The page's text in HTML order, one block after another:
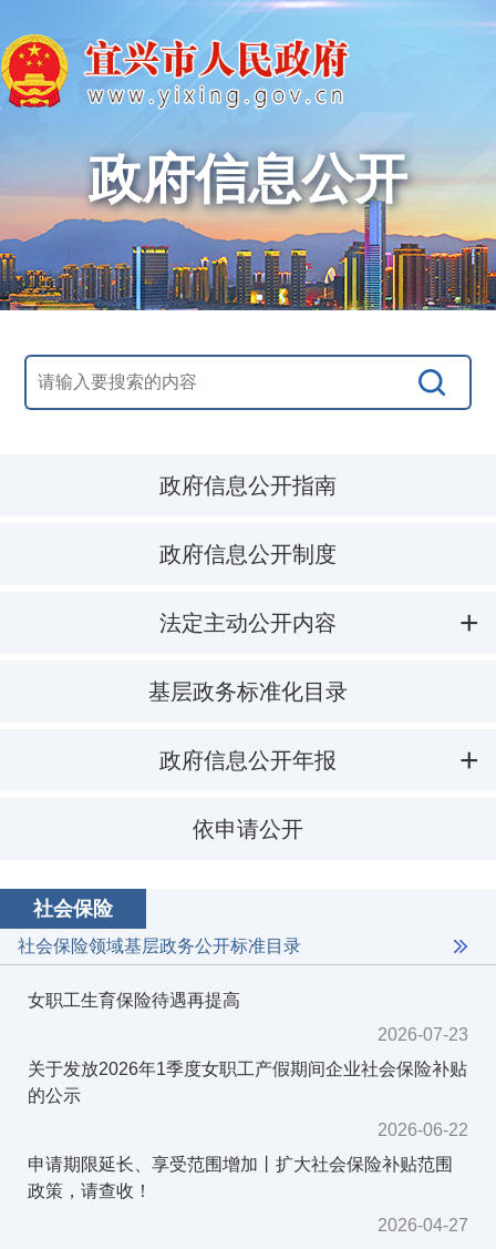
政府信息公开
政府信息公开指南
政府信息公开制度
法定主动公开内容
基层政务标准化目录
政府信息公开年报
依申请公开
社会保险
社会保险领域基层政务公开标准目录
女职工生育保险待遇再提高
2026-07-23
关于发放2026年1季度女职工产假期间企业社会保险补贴
的公示
2026-06-22
申请期限延长、享受范围增加丨扩大社会保险补贴范围
政策，请查收！
2026-04-27